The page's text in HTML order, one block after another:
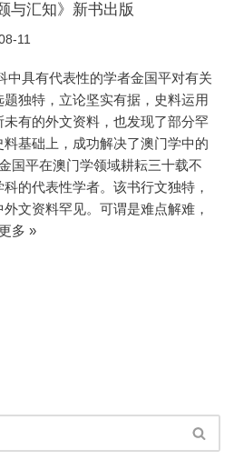
与汇知》新书出版
11
中具有代表性的学者金国平对有关
独特，立论坚实有据，史料运用
有的外文资料，也发现了部分罕
基础上，成功解决了澳门学中的
国平在澳门学领域耕耘三十载不
的代表性学者。该书行文独特，
文资料罕见。可谓是难点解难，
多 »